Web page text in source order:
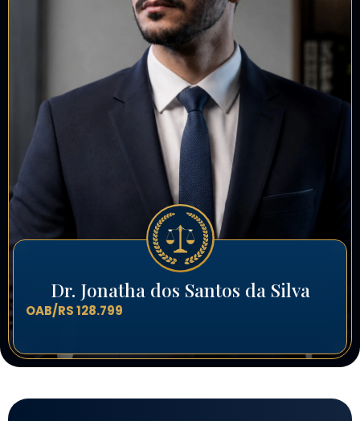
Dr. Jonatha dos Santos da Silva
OAB/RS 128.799